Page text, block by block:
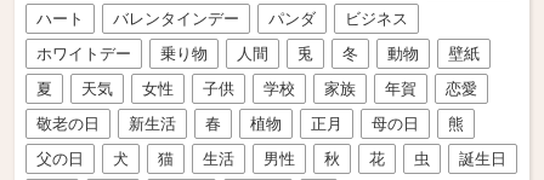
ハート
バレンタインデー パンダ
ビジネス
ホワイトデー
乗り物 人間 兎 冬 動物
壁紙
夏
天気 女性 子供 学校 家族 年賀
恋愛
敬老の日
新生活 春 植物 正月 母の日
熊
父の日
犬 猫 生活 男性 秋 花 虫
誕生日